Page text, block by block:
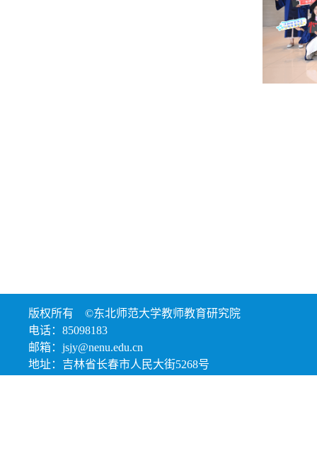
版权所有 ©东北师范大学教师教育研究院
电话：85098183
邮箱：jsjy@nenu.edu.cn
地址：吉林省长春市人民大街5268号